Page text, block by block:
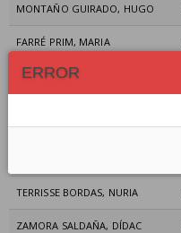
MONTAÑO GUIRADO, HUGO
FARRÉ PRIM, MARIA
TOLCHINSKY URIBESALGO,
LUCAS
GIMENEZ VIVES, MAGI
TERRISSE BORDAS, NURIA
ZAMORA SALDAÑA, DÍDAC
ERROR